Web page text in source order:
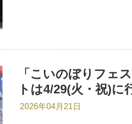
「こいのぼりフェ
トは4/29(火・祝)に
2026年04月21日